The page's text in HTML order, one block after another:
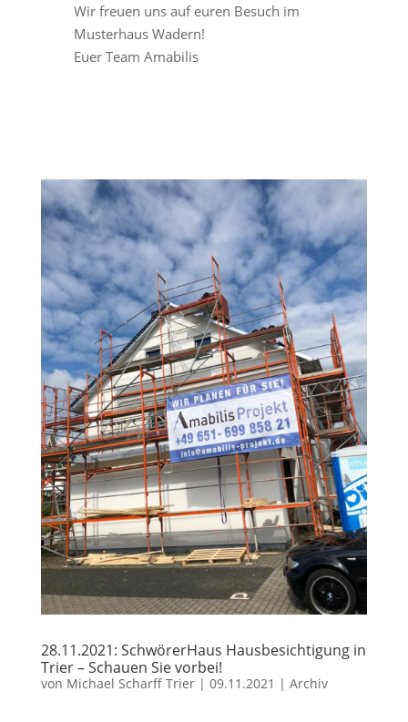
Wir freuen uns auf euren Besuch im
Musterhaus Wadern!
Euer Team Amabilis
28.11.2021: SchwörerHaus Hausbesichtigung in
Trier – Schauen Sie vorbei!
von Michael Scharff Trier| 09.11.2021 | Archiv